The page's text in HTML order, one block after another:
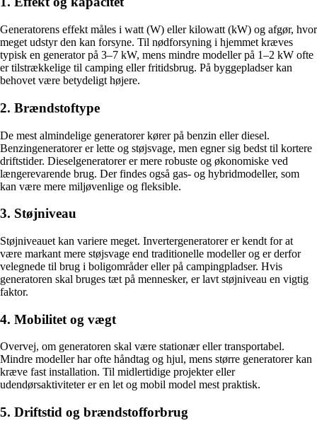
Generatorens effekt måles i watt (W) eller kilowatt (kW) og afgør, hvor
meget udstyr den kan forsyne. Til nødforsyning i hjemmet kræves
typisk en generator på 3–7 kW, mens mindre modeller på 1–2 kW ofte
er tilstrækkelige til camping eller fritidsbrug. På byggepladser kan
behovet være betydeligt højere.
2. Brændstoftype
De mest almindelige generatorer kører på benzin eller diesel.
Benzingeneratorer er lette og støjsvage, men egner sig bedst til kortere
driftstider. Dieselgeneratorer er mere robuste og økonomiske ved
længerevarende brug. Der findes også gas- og hybridmodeller, som
kan være mere miljøvenlige og fleksible.
3. Støjniveau
Støjniveauet kan variere meget. Invertergeneratorer er kendt for at
være markant mere støjsvage end traditionelle modeller og er derfor
velegnede til brug i boligområder eller på campingpladser. Hvis
generatoren skal bruges tæt på mennesker, er lavt støjniveau en vigtig
faktor.
4. Mobilitet og vægt
Overvej, om generatoren skal være stationær eller transportabel.
Mindre modeller har ofte håndtag og hjul, mens større generatorer kan
kræve fast installation. Til midlertidige projekter eller
udendørsaktiviteter er en let og mobil model mest praktisk.
5. Driftstid og brændstofforbrug